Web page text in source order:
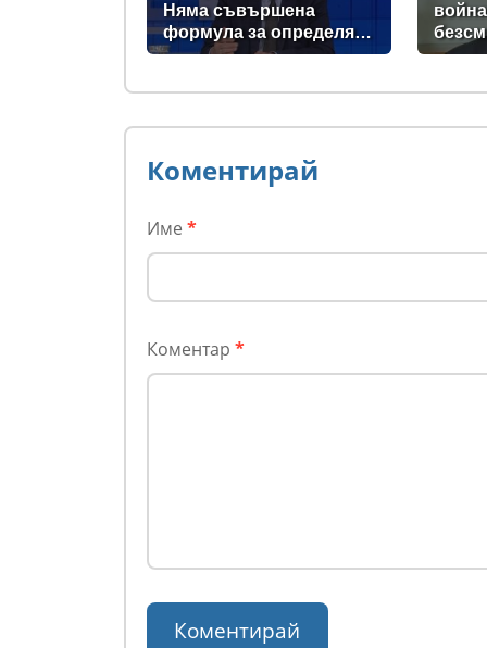
Няма съвършена
формула за определяне
на минималната
как
Коментирай
Име *
Коментар *